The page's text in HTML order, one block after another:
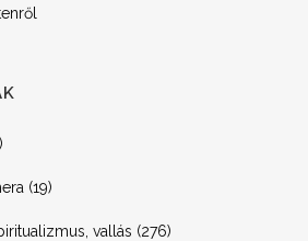
(19)
vallás (276)